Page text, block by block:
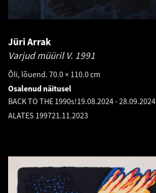
Jüri Arrak
Varjud müüril V. 1991
Õli, lõuend. 70.0 × 110.0 cm
Osalenud näitusel
BACK TO THE 1990s!19.08.2024-28.09.2024
ALATES 199721.11.2023